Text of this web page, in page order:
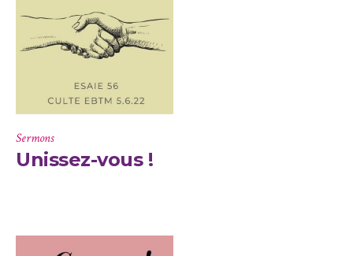
Sermons
Unissez-vous !